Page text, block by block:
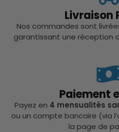
Livraison
Nos commandes sont
garantissant une réception
Paiement
Payez en 4 mensualités
ou un compte bancaire (via
la page de